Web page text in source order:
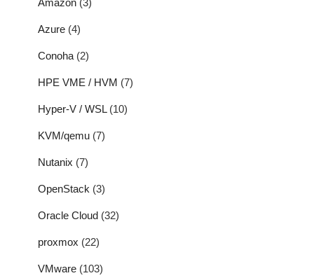
Azure (4)
Conoha (2)
HPE VME / HVM (7)
Hyper-V / WSL(10)
KVM/qemu (7)
Nutanix (7)
OpenStack (3)
Oracle Cloud (32)
proxmox (22)
VMware (103)